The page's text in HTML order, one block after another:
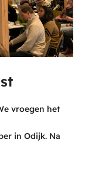
vroegen het
in Odijk. Na